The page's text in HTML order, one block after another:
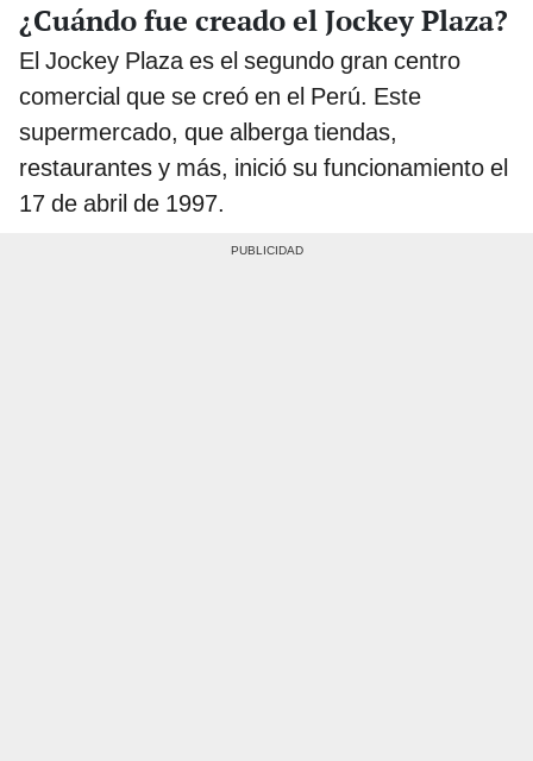
¿Cuándo fue creado el Jockey Plaza?
El Jockey Plaza es el segundo gran centro
comercial que se creó en el Perú. Este
supermercado, que alberga tiendas,
restaurantes y más, inició su funcionamiento el
17 de abril de 1997.